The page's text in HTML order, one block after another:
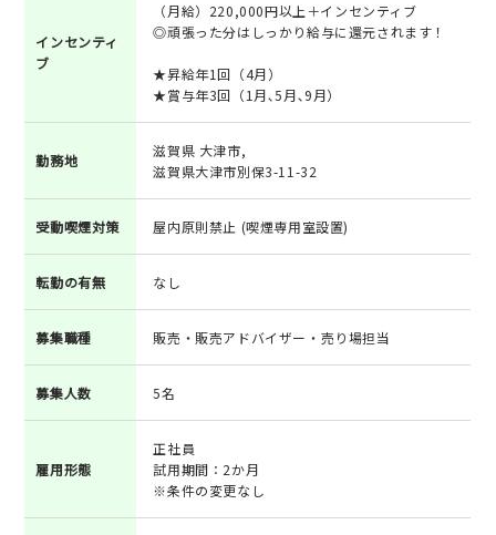
インセンティ
ブ
（月給）220,000円以上＋インセンティブ
◎頑張った分はしっかり給与に還元されます！
★昇給年1回（4月）
★賞与年3回（1月､5月､9月）
勤務地
滋賀県 大津市,
滋賀県大津市別保3-11-32
受動喫煙対策 屋内原則禁止 (喫煙専用室設置)
転勤の有無 なし
募集職種 販売・販売アドバイザー・売り場担当
募集人数 5名
雇用形態
正社員
試用期間：2か月
※条件の変更なし